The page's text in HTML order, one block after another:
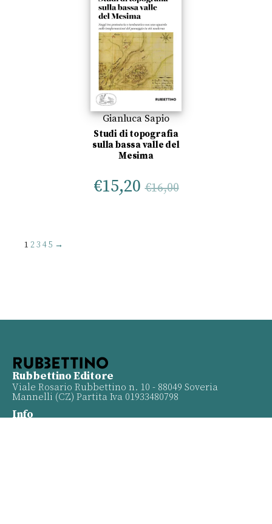
Gianluca Sapio
Studi di topografia
sulla bassa valle del
Mesima
€15,20 €16,00
1 23 45 →
Rubbettino Editore
Viale Rosario Rubbettino n. 10 - 88049 Soveria
Mannelli (CZ) Partita Iva 01933480798
Info